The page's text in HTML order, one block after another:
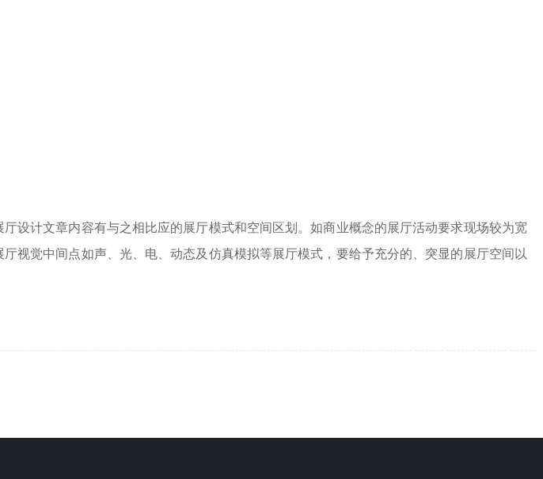
设计文章内容有与之相比应的展厅模式和空间区划。如商业概念的展厅活动要求现场较为宽
视觉中间点如声、光、电、动态及仿真模拟等展厅模式，要给予充分的、突显的展厅空间以